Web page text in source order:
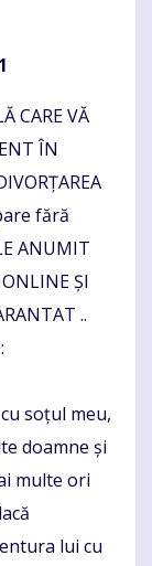
CARE VĂ
ÎN
fără
ANUMIT
ȘI
..
soțul meu,
doamne și
multe ori
lui cu